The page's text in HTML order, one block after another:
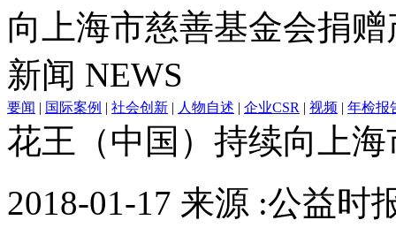
向上海市慈善基金会捐赠
新闻 NEWS
要闻 | 国际案例 | 社会创新 | 人物自述 | 企业CSR | 视频 | 年检报
花王（中国）持续向上
2018-01-17 来源 :公益时